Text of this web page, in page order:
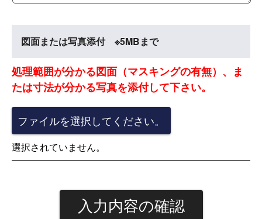
図面または写真添付 ※5MBまで
処理範囲が分かる図面（マスキングの有無）、ま
たは寸法が分かる写真を添付して下さい。
選択されていません。
ファイルを選択してください。